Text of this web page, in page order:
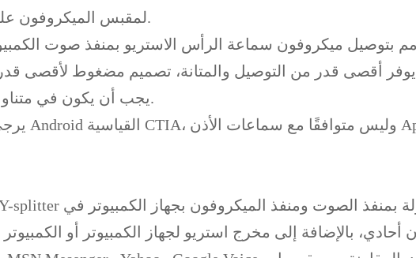
لمقبس الميكروفون على جهاز الكمبيوتر الشخصي/الكمبيوتر المحمول.
يجب أن يكون في متناول اليد في حقيبة الكمبيوتر المحمول الخاصة بك.